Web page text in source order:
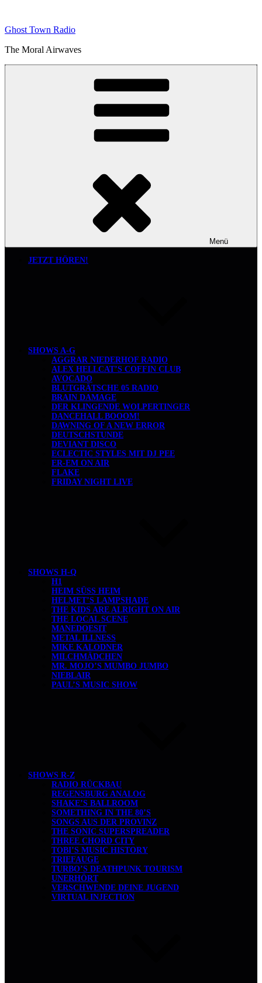
springen
Ghost Town Radio
The Moral Airwaves
Menü
JETZT HÖREN!
SHOWS A-G
AGGRAR NIEDERHOF RADIO
ALEX HELLCAT’S COFFIN CLUB
AVOCADO
BLUTGRÄTSCHE 05 RADIO
BRAIN DAMAGE
DER KLINGENDE WOLPERTINGER
DANCEHALL BOOOM!
DAWNING OF A NEW ERROR
DEUTSCHSTUNDE
DEVIANT DISCO
ECLECTIC STYLES MIT DJ PEE
ER-EM ON AIR
FLAKE
FRIDAY NIGHT LIVE
SHOWS H-Q
H1
HEIM SÜSS HEIM
HELMET’S LAMPSHADE
THE KIDS ARE ALRIGHT ON AIR
THE LOCAL SCENE
MANEDOESIT
METAL ILLNESS
MIKE KALODNER
MILCHMÄDCHEN
MR. MOJO’S MUMBO JUMBO
NIEBLAIR
PAUL’S MUSIC SHOW
SHOWS R-Z
RADIO RÜCKBAU
REGENSBURG ANALOG
SHAKE’S BALLROOM
SOMETHING IN THE 80’S
SONGS AUS DER PROVINZ
THE SONIC SUPERSPREADER
THREE CHORD CITY
TOBI’S MUSIC HISTORY
TRIEFAUGE
TURBO’S DEATHPUNK TOURISM
UNERHÖRT
VERSCHWENDE DEINE JUGEND
VIRTUAL INJECTION